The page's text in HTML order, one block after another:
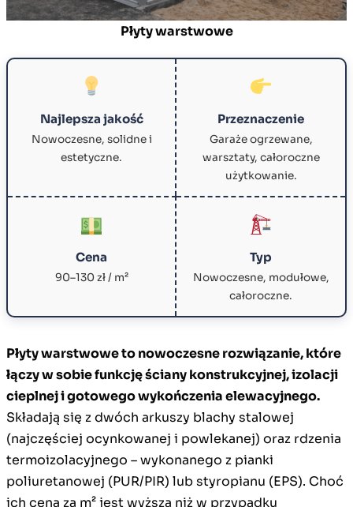
Płyty warstwowe
Najlepsza jakość
Nowoczesne, solidne i
estetyczne.
Przeznaczenie
Garaże ogrzewane,
warsztaty, całoroczne
użytkowanie.
Cena
90–130 zł / m²
Typ
Nowoczesne, modułowe,
całoroczne.
Płyty warstwowe to nowoczesne rozwiązanie, które
łączy w sobie funkcję ściany konstrukcyjnej, izolacji
cieplnej i gotowego wykończenia elewacyjnego.
Składają się z dwóch arkuszy blachy stalowej
(najczęściej ocynkowanej i powlekanej) oraz rdzenia
termoizolacyjnego – wykonanego z pianki
poliuretanowej (PUR/PIR) lub styropianu (EPS). Choć
ich cena za m² jest wyższa niż w przypadku